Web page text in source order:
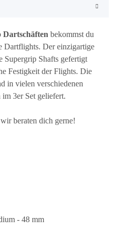
bekommst du
Dartflights. Der einzigartige
Shafts gefertigt
Festigkeit der Flights. Die
in vielen verschiedenen
3er Set geliefert.
beraten dich gerne!
- 48 mm